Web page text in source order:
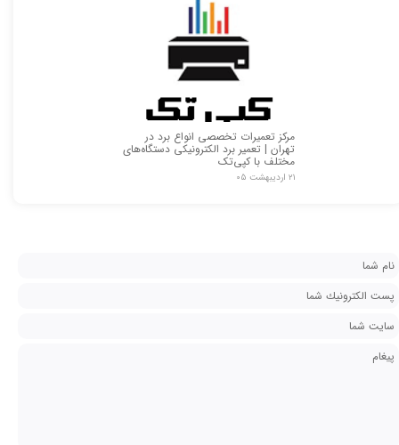
مرکز تعمیرات تخصصی انواع برد در
تهران | تعمیر برد الکترونیکی دستگاه‌های
مختلف با کپی‌تک
۲۱ اردیبهشت ۰۵